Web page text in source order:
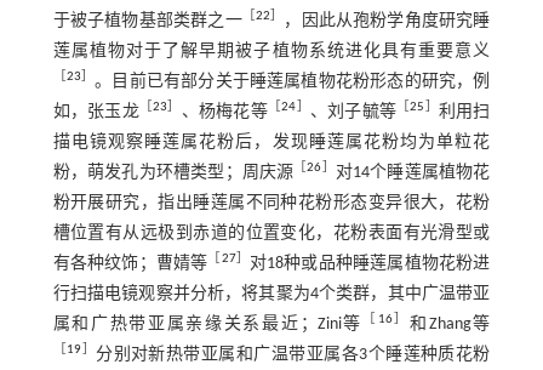
于被子植物基部类群之一［ 22
，因此从孢粉学角度研究睡
莲属植物对于了解早期被子植物系统进化具有重要意义
23
。目前已有部分关于睡莲属植物花粉形态的研究，例
如，张玉龙［23 、杨梅花等 ［24 、刘子毓等 ［25
利用扫
描电镜观察睡莲属花粉后，发现睡莲属花粉均为单粒花
粉，萌发孔为环槽类型；周庆源 ［26
对14个睡莲属植物花
粉开展研究，指出睡莲属不同种花粉形态变异很大，花粉
槽位置有从远极到赤道的位置变化，花粉表面有光滑型或
有各种纹饰；曹婧等
27］ 对18种或品种睡莲属植物花粉进
行扫描电镜观察并分析，将其聚为4个类群，其中广温带亚
属和广热带亚属亲缘关系最近；Zini等
16］和Zhang等
19 ］分别对新热带亚属和广温带亚属各3个睡莲种质花粉